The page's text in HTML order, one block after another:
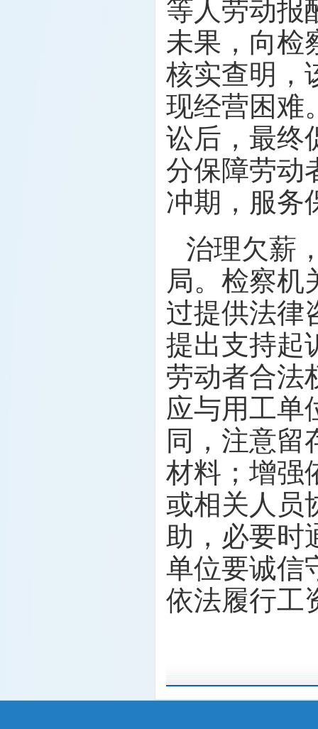
等人劳动报
未果，向检
核实查明，
现经营困难
讼后，最终
分保障劳动
冲期，服务
治理欠薪
局。检察机
过提供法律
提出支持起
劳动者合法
应与用工单
同，注意
材料；增强
或相关人员
助，必要时
单位要诚信
依法履行工